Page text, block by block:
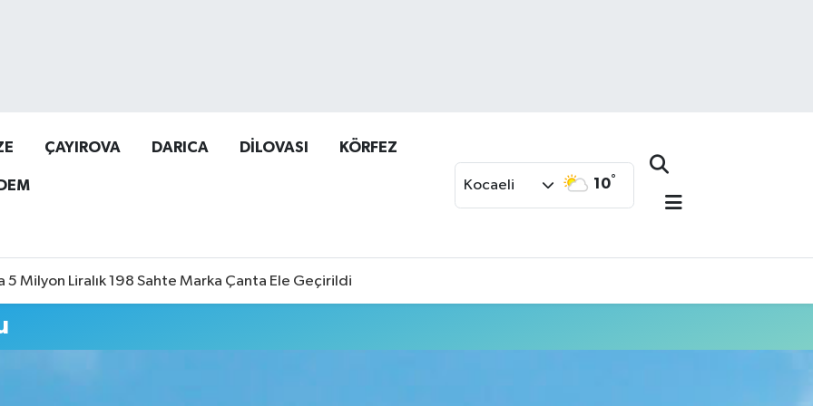
ÇAYIROVA DARICA DİLOVASI KÖRFEZ
Kocaeli 10°
5 Milyon Liralık 198 Sahte Marka Çanta Ele Geçirildi